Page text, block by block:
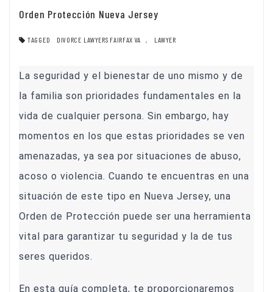
Orden Protección Nueva Jersey
TAGGED DIVORCE LAWYERS FAIRFAX VA , LAWYER
La seguridad y el bienestar de uno mismo y de
la familia son prioridades fundamentales en la
vida de cualquier persona. Sin embargo, hay
momentos en los que estas prioridades se ven
amenazadas, ya sea por situaciones de abuso,
acoso o violencia. Cuando te encuentras en una
situación de este tipo en Nueva Jersey, una
Orden de Protección puede ser una herramienta
vital para garantizar tu seguridad y la de tus
seres queridos.
En esta guía completa, te proporcionaremos